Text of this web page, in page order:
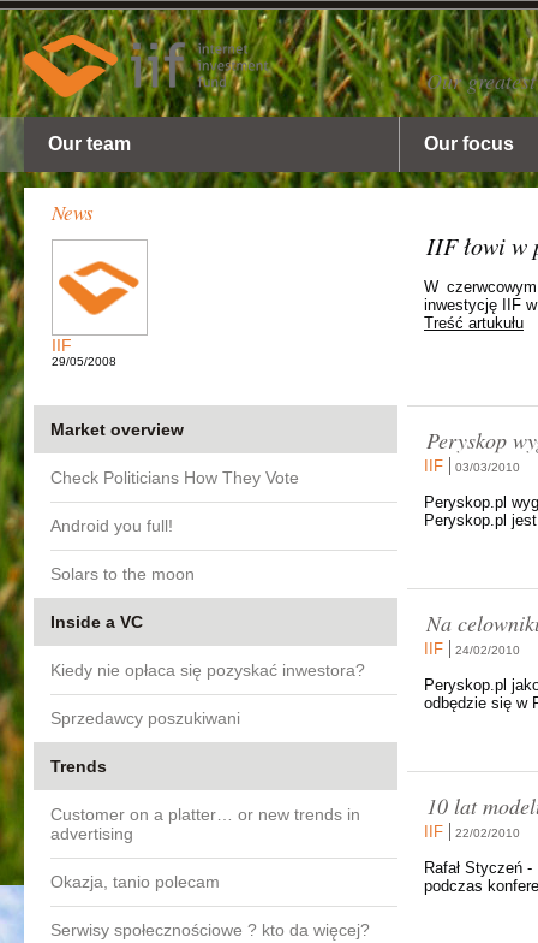
Our
Our team Our focus
News
IIF
29/05/2008
IIF łowi w
W
inwestycję IIF
Treść artukułu
Market overview
Check Politicians How They Vote
Android you full!
Solars to the moon
Inside a VC
Kiedy nie opłaca się pozyskać inwestora?
Sprzedawcy poszukiwani
Trends
Customer on a platter… or new trends in
advertising
Okazja, tanio polecam
Serwisy społecznościowe ? kto da więcej?
Peryskop
IIF 03/03/2010
Peryskop.pl
Peryskop.pl
Na
IIF 24/02/2010
Peryskop.pl
odbędzie się w
10 lat
IIF 22/02/2010
Rafał Styczeń
podczas